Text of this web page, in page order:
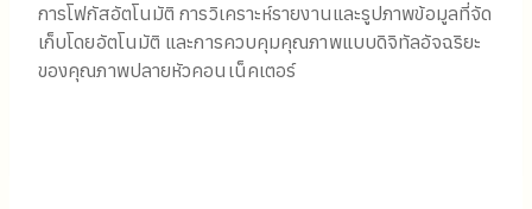
การโฟกัสอัตโนมัติ การวิเคราะห์รายงานและรูปภาพข้อมูลที่จัด
เก็บโดยอัตโนมัติ และการควบคุมคุณภาพแบบดิจิทัลอัจฉริยะ
ของคุณภาพปลายหัวคอนเน็คเตอร์